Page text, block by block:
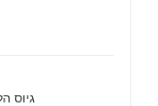
גיוס